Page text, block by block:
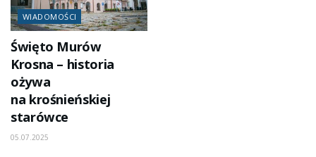
WIADOMOŚCI
Święto Murów
Krosna – historia
ożywa
na krośnieńskiej
starówce
05.07.2025